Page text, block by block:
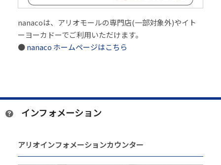
nanacoは、アリオモールの専門店(一部対象外)やイト
ーヨーカドーでご利用いただけます。
●nanaco ホームページはこちら
インフォメーション
アリオインフォメーションカウンター